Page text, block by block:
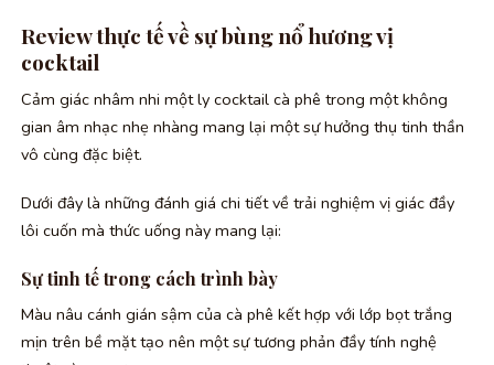
Review thực tế về sự bùng nổ hương vị
cocktail
Cảm giác nhâm nhi một ly cocktail cà phê trong một không
gian âm nhạc nhẹ nhàng mang lại một sự hưởng thụ tinh thần
vô cùng đặc biệt.
Dưới đây là những đánh giá chi tiết về trải nghiệm vị giác đầy
lôi cuốn mà thức uống này mang lại:
Sự tinh tế trong cách trình bày
Màu nâu cánh gián sậm của cà phê kết hợp với lớp bọt trắng
mịn trên bề mặt tạo nên một sự tương phản đầy tính nghệ